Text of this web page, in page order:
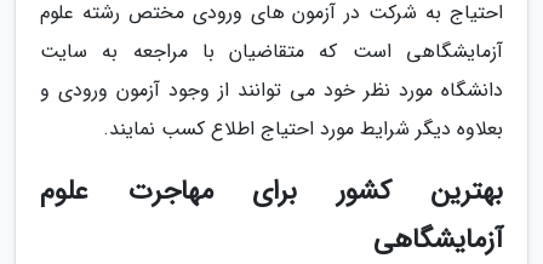
احتیاج به شرکت در آزمون های ورودی مختص رشته علوم
آزمایشگاهی است که متقاضیان با مراجعه به سایت
دانشگاه مورد نظر خود می توانند از وجود آزمون ورودی و
بعلاوه دیگر شرایط مورد احتیاج اطلاع کسب نمایند.
بهترین کشور برای مهاجرت علوم
آزمایشگاهی